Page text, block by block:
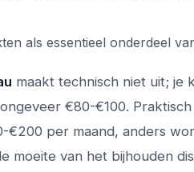
als essentieel onderdeel
maakt technisch niet uit; je
€80-€100.
€200 per maand, anders
moeite van het bijhouden